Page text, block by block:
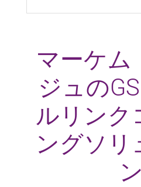
マーケム
ジュの
ルリンク
ングソリ
ン